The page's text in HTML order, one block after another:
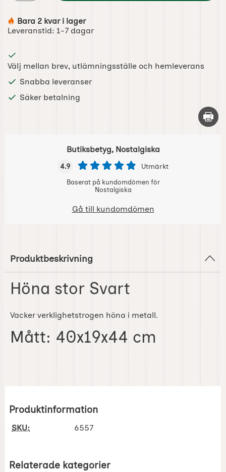
Tillgänglighet:
Bara 2 kvar i lager
Leveranstid: 1-7 dagar
Välj mellan brev, utlämningsställe och hemleverans
Snabba leveranser
Säker betalning
Skriv
Butiksbetyg, Nostalgiska
4.9 Utmärkt
Baserat på kundomdömen för
Nostalgiska
Gå till kundomdömen
Produktbeskrivning
Höna stor Svart
Vacker verklighetstrogen höna i metall.
Mått: 40x19x44 cm
Produktinformation
SKU: 6557
Relaterade kategorier